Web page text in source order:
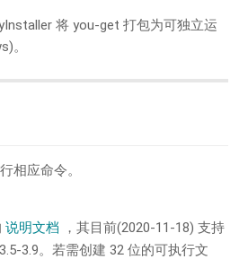
将 you-get 打包为可独立运
。
相应命令。
说明文档
，其目前(2020-11-18) 支持
3.9。若需创建 32 位的可执行文